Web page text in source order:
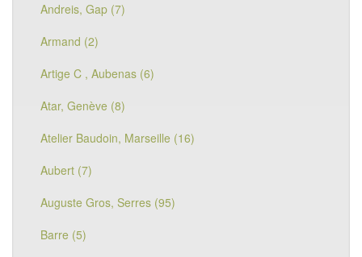
Andreis, Gap (7)
Armand (2)
Artige C , Aubenas (6)
Atar, Genève (8)
Atelier Baudoin, Marseille (16)
Aubert (7)
Auguste Gros, Serres (95)
Barre (5)